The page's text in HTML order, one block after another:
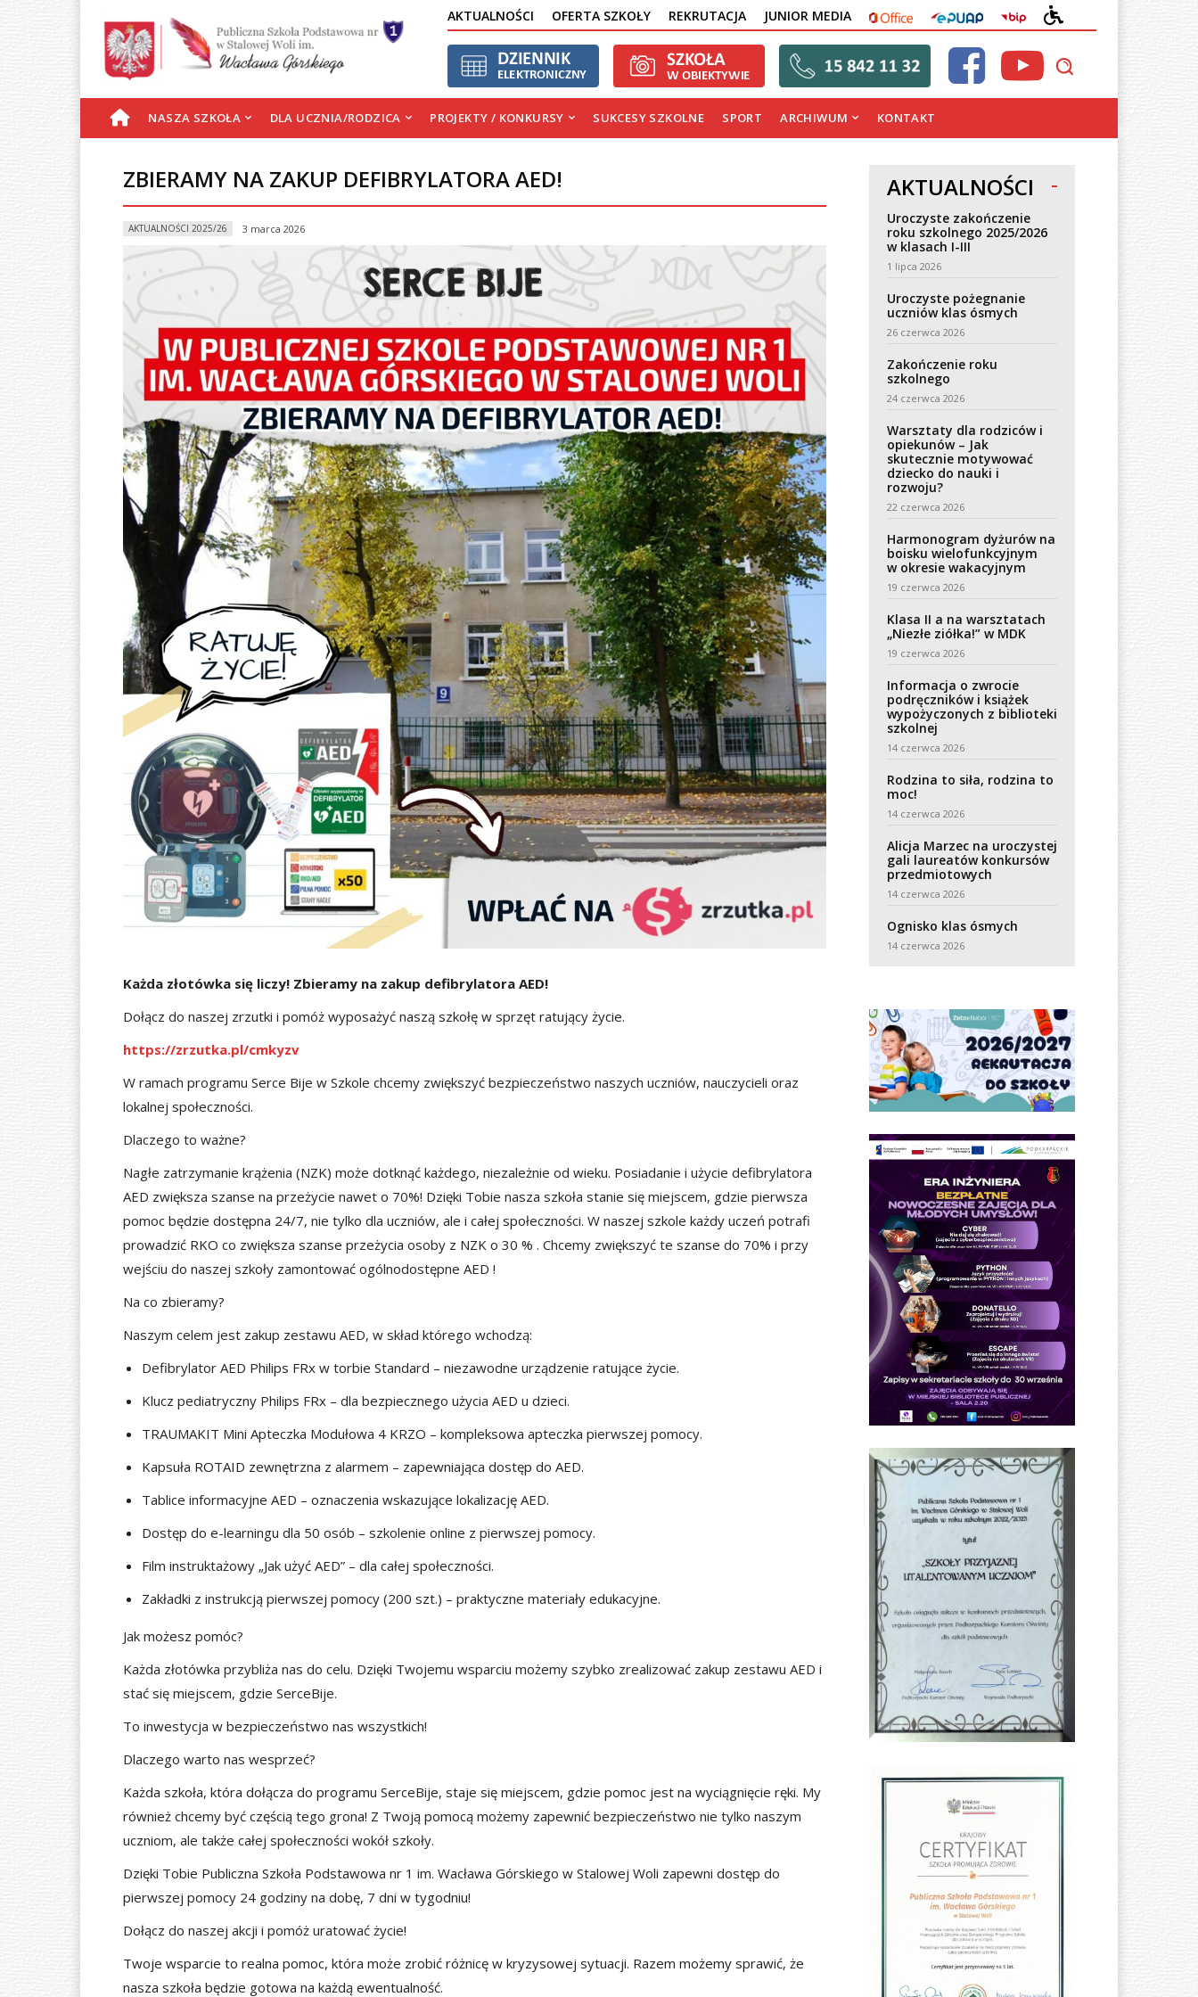
AKTUALNOŚCI OFERTA SZKOŁY REKRUTACJA JUNIOR MEDIA OFFICE EPUAP BIP
DOSTĘPNOŚCI
S
O
A
Ó
W
N
A
NASZA SZKOŁA DLA UCZNIA/RODZICA PROJEKTY / KONKURSY SUKCESY SZKOLNE SPORT ARCHIWUM KONTAKT
ZBIERAMY NA ZAKUP DEFIBRYLATORA AED!
AKTUALNOŚCI 2025/26 3 marca 2026
Każda złotówka się liczy! Zbieramy na zakup defibrylatora AED!
Dołącz do naszej zrzutki i pomóż wyposażyć naszą szkołę w sprzęt ratujący życie.
https://zrzutka.pl/cmkyzv
W ramach programu Serce Bije w Szkole chcemy zwiększyć bezpieczeństwo naszych uczniów, nauczycieli oraz
lokalnej społeczności.
Dlaczego to ważne?
Nagłe zatrzymanie krążenia (NZK) może dotknąć każdego, niezależnie od wieku. Posiadanie i użycie defibrylatora
AED zwiększa szanse na przeżycie nawet o 70%! Dzięki Tobie nasza szkoła stanie się miejscem, gdzie pierwsza
pomoc będzie dostępna 24/7, nie tylko dla uczniów, ale i całej społeczności. W naszej szkole każdy uczeń potrafi
prowadzić RKO co zwiększa szanse przeżycia osoby z NZK o 30 % . Chcemy zwiększyć te szanse do 70% i przy
wejściu do naszej szkoły zamontować ogólnodostępne AED !
Na co zbieramy?
Naszym celem jest zakup zestawu AED, w skład którego wchodzą:
Defibrylator AED Philips FRx w torbie Standard – niezawodne urządzenie ratujące życie.
Klucz pediatryczny Philips FRx – dla bezpiecznego użycia AED u dzieci.
TRAUMAKIT Mini Apteczka Modułowa 4 KRZO – kompleksowa apteczka pierwszej pomocy.
Kapsuła ROTAID zewnętrzna z alarmem – zapewniająca dostęp do AED.
Tablice informacyjne AED – oznaczenia wskazujące lokalizację AED.
Dostęp do e-learningu dla 50 osób – szkolenie online z pierwszej pomocy.
Film instruktażowy „Jak użyć AED” – dla całej społeczności.
Zakładki z instrukcją pierwszej pomocy (200 szt.) – praktyczne materiały edukacyjne.
Jak możesz pomóc?
Każda złotówka przybliża nas do celu. Dzięki Twojemu wsparciu możemy szybko zrealizować zakup zestawu AED i
stać się miejscem, gdzie SerceBije.
To inwestycja w bezpieczeństwo nas wszystkich!
Dlaczego warto nas wesprzeć?
Każda szkoła, która dołącza do programu SerceBije, staje się miejscem, gdzie pomoc jest na wyciągnięcie ręki. My
również chcemy być częścią tego grona! Z Twoją pomocą możemy zapewnić bezpieczeństwo nie tylko naszym
uczniom, ale także całej społeczności wokół szkoły.
Dzięki Tobie Publiczna Szkoła Podstawowa nr 1 im. Wacława Górskiego w Stalowej Woli zapewni dostęp do
pierwszej pomocy 24 godziny na dobę, 7 dni w tygodniu!
Dołącz do naszej akcji i pomóż uratować życie!
Twoje wsparcie to realna pomoc, która może zrobić różnicę w kryzysowej sytuacji. Razem możemy sprawić, że
nasza szkoła będzie gotowa na każdą ewentualność.
AKTUALNOŚCI
Uroczyste zakończenie
roku szkolnego 2025/2026
w klasach I-III
1 lipca 2026
Uroczyste pożegnanie
uczniów klas ósmych
26 czerwca 2026
Zakończenie roku
szkolnego
24 czerwca 2026
Warsztaty dla rodziców i
opiekunów – Jak
skutecznie motywować
dziecko do nauki i
rozwoju?
22 czerwca 2026
Harmonogram dyżurów na
boisku wielofunkcyjnym
w okresie wakacyjnym
19 czerwca 2026
Klasa II a na warsztatach
„Niezłe ziółka!” w MDK
19 czerwca 2026
Informacja o zwrocie
podręczników i książek
wypożyczonych z biblioteki
szkolnej
14 czerwca 2026
Rodzina to siła, rodzina to
moc!
14 czerwca 2026
Alicja Marzec na uroczystej
gali laureatów konkursów
przedmiotowych
14 czerwca 2026
Ognisko klas ósmych
14 czerwca 2026